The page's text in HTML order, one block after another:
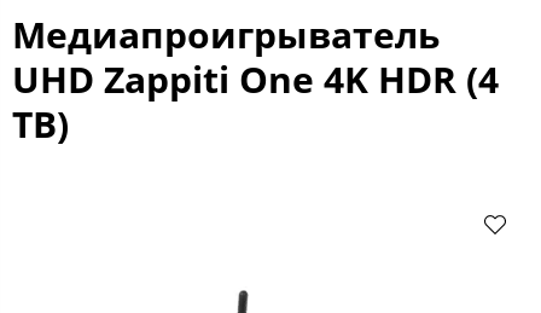
Медиапроигрыватель
UHD Zappiti One 4K HDR (4
TB)